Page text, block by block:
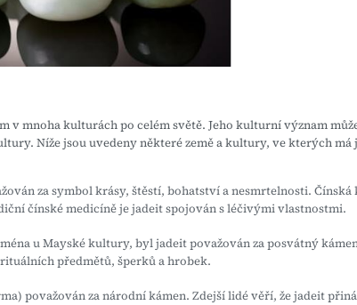
v mnoha kulturách po celém světě. Jeho kulturní význam
Níže jsou uvedeny některé země a kultury, ve kterých má
za symbol krásy, štěstí, bohatství a nesmrtelnosti.
čínské medicíně je jadeit spojován s léčivými vlastnostmi.
u Mayské kultury, byl jadeit považován za posvátný
předmětů, šperků a hrobek.
považován za národní kámen. Zdejší lidé věří, že jadeit